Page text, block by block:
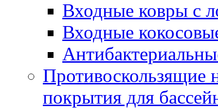
Входные ковры с
Входные
Противоскользящие
покрытия для